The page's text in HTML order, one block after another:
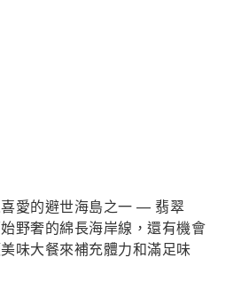
愛的避世海島之一 — 翡翠
野奢的綿長海岸線，還有機會
味大餐來補充體力和滿足味